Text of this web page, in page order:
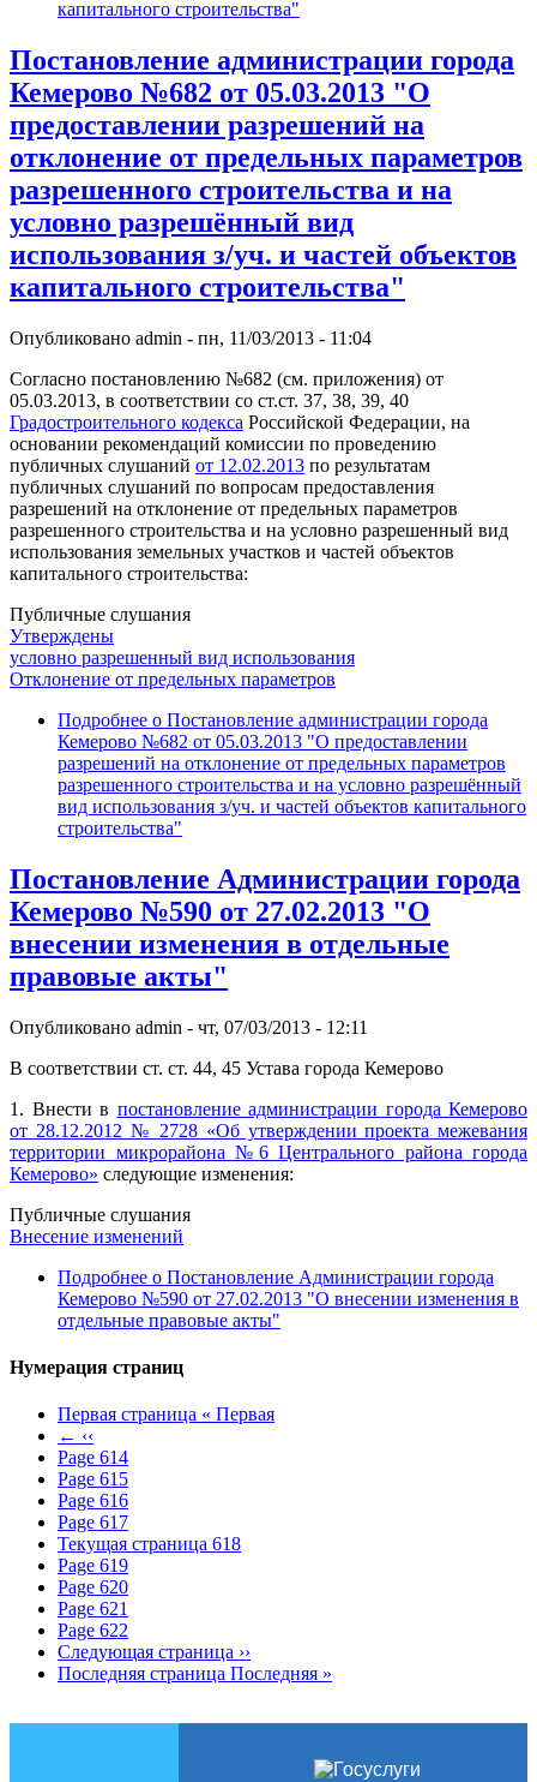
капитального строительства"
Постановление администрации города
Кемерово №682 от 05.03.2013 "О
предоставлении разрешений на
отклонение от предельных параметров
разрешенного строительства и на
условно разрешённый вид
использования з/уч. и частей объектов
капитального строительства"
Опубликовано admin - пн, 11/03/2013 - 11:04
Согласно постановлению №682 (см. приложения) от
05.03.2013, в соответствии со ст.ст. 37, 38, 39, 40
Градостроительного кодекса Российской Федерации, на
основании рекомендаций комиссии по проведению
публичных слушаний от 12.02.2013 по результатам
публичных слушаний по вопросам предоставления
разрешений на отклонение от предельных параметров
разрешенного строительства и на условно разрешенный вид
использования земельных участков и частей объектов
капитального строительства:
Публичные слушания
Утверждены
условно разрешенный вид использования
Отклонение от предельных параметров
Подробнее о Постановление администрации города
Кемерово №682 от 05.03.2013 "О предоставлении
разрешений на отклонение от предельных параметров
разрешенного строительства и на условно разрешённый
вид использования з/уч. и частей объектов капитального
строительства"
Постановление Администрации города
Кемерово №590 от 27.02.2013 "О
внесении изменения в отдельные
правовые акты"
Опубликовано admin - чт, 07/03/2013 - 12:11
В соответствии ст. ст. 44, 45 Устава города Кемерово
1. Внести в постановление администрации города Кемерово
от 28.12.2012 № 2728 «Об утверждении проекта межевания
территории микрорайона №6 Центрального района города
Кемерово» следующие изменения:
Публичные слушания
Внесение изменений
Подробнее о Постановление Администрации города
Кемерово №590 от 27.02.2013 "О внесении изменения в
отдельные правовые акты"
Нумерация страниц
Первая страница « Первая
← ‹‹
Page 614
Page 615
Page 616
Page 617
Текущая страница 618
Page 619
Page 620
Page 621
Page 622
Следующая страница ››
Последняя страница Последняя »